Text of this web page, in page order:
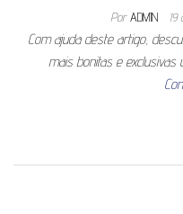
Por ADMIN 19
Com ajuda deste artigo,
mais bonitas e exclusivas